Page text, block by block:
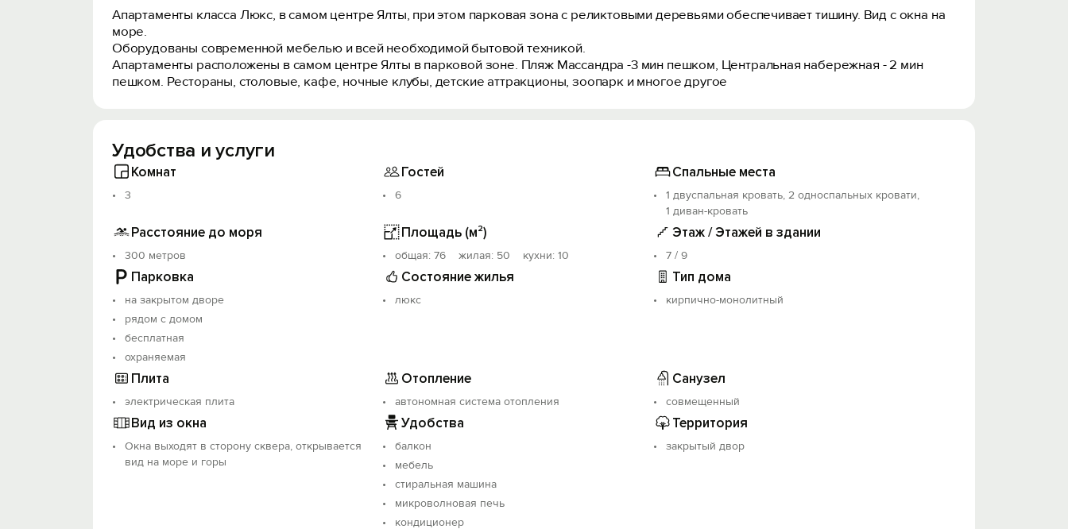
Апартаменты класса Люкс, в самом центре Ялты, при этом парковая зона с реликтовыми деревьями обеспечивает тишину. Вид с окна на
море.
Оборудованы современной мебелью и всей необходимой бытовой техникой.
Апартаменты расположены в самом центре Ялты в парковой зоне. Пляж Массандра -3 мин пешком, Центральная набережная - 2 мин
пешком. Рестораны, столовые, кафе, ночные клубы, детские аттракционы, зоопарк и многое другое
Удобства и услуги
Комнат
3
Гостей
6
Спальные места
1 двуспальная кровать, 2 односпальных кровати,
1 диван-кровать
Расстояние до моря
300 метров
Площадь (м²)
oбщая: 76 жилая: 50 кухни: 10
Этаж / Этажей в здании
7 / 9
Парковка
на закрытом дворе
рядом с домом
бесплатная
охраняемая
Состояние жилья
люкс
Тип дома
кирпично-монолитный
Плита
электрическая плита
Отопление
автономная система отопления
Санузел
совмещенный
Вид из окна
Окна выходят в сторону сквера, открывается
вид на море и горы
Удобства
балкон
мебель
стиральная машина
микроволновая печь
кондиционер
Территория
закрытый двор